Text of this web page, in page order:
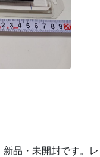
品・未開封です。レ